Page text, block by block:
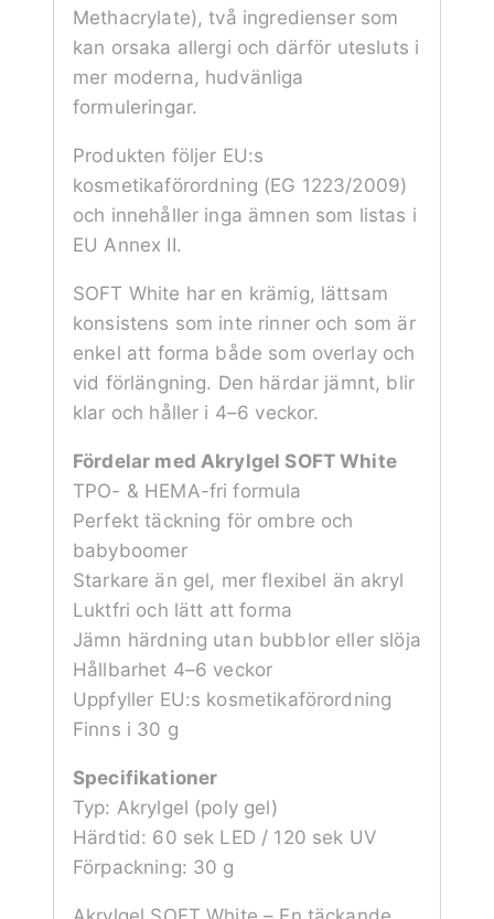
Methacrylate), två ingredienser som
kan orsaka allergi och därför utesluts i
mer moderna, hudvänliga
formuleringar.
Produkten följer EU:s
kosmetikaförordning (EG 1223/2009)
och innehåller inga ämnen som listas i
EU Annex II.
SOFT White har en krämig, lättsam
konsistens som inte rinner och som är
enkel att forma både som overlay och
vid förlängning. Den härdar jämnt, blir
klar och håller i 4–6 veckor.
Fördelar med Akrylgel SOFT White
TPO- & HEMA-fri formula
Perfekt täckning för ombre och
babyboomer
Starkare än gel, mer flexibel än akryl
Luktfri och lätt att forma
Jämn härdning utan bubblor eller slöja
Hållbarhet 4–6 veckor
Uppfyller EU:s kosmetikaförordning
Finns i 30 g
Specifikationer
Typ: Akrylgel (poly gel)
Härdtid: 60 sek LED / 120 sek UV
Förpackning: 30 g